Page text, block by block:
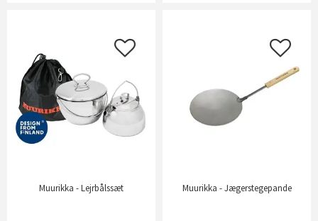
Muurikka - Lejrbålssæt Muurikka - Jægerstegepande